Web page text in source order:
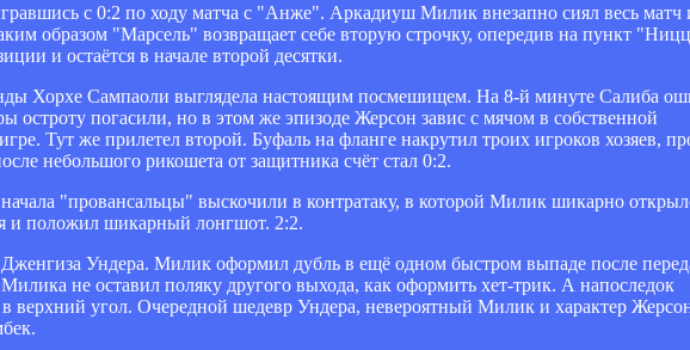
с 0:2 по ходу матча с "Анже". Аркадиуш Милик внезапно сиял весь матч
образом "Марсель" возвращает себе вторую строчку, опередив на пункт
и остаётся в начале второй десятки.
Хорхе Сампаоли выглядела настоящим посмешищем. На 8-й минуте Салиба
остроту погасили, но в этом же эпизоде Жерсон завис с мячом в собственной
Тут же прилетел второй. Буфаль на фланге накрутил троих игроков хозяев,
небольшого рикошета от защитника счёт стал 0:2.
"провансальцы" выскочили в контратаку, в которой Милик шикарно
и положил шикарный лонгшот. 2:2.
Ундера. Милик оформил дубль в ещё одном быстром выпаде после
не оставил поляку другого выхода, как оформить хет-трик. А напоследок
верхний угол. Очередной шедевр Ундера, невероятный Милик и характер